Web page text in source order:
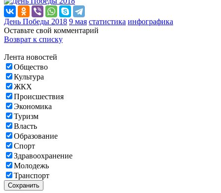
День Победы 2018 9 мая статистика инфографика
Оставьте свой комментарий
Возврат к списку
Лента новостей
Общество
Культура
ЖКХ
Происшествия
Экономика
Туризм
Власть
Образование
Спорт
Здравоохранение
Молодежь
Транспорт
Сохранить